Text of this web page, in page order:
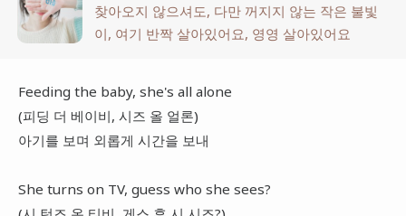
찾아오지 않으셔도, 다만 꺼지지 않는 작은 불빛
이, 여기 반짝 살아있어요, 영영 살아있어요
Feeding the baby, she's all alone
(피딩 더 베이비, 시즈 올 얼론)
아기를 보며 외롭게 시간을 보내
She turns on TV, guess who she sees?